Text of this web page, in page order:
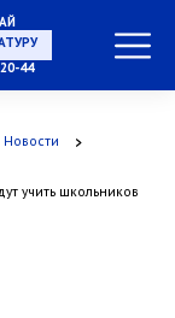
44
Новости
учить школьников